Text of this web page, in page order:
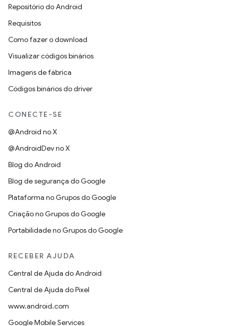
Repositório do Android
Requisitos
Como fazer o download
Visualizar códigos binários
Imagens de fábrica
Códigos binários do driver
CONECTE-SE
@Android no X
@AndroidDev no X
Blog do Android
Blog de segurança do Google
Plataforma no Grupos do Google
Criação no Grupos do Google
Portabilidade no Grupos do Google
RECEBER AJUDA
Central de Ajuda do Android
Central de Ajuda do Pixel
www.android.com
Google Mobile Services